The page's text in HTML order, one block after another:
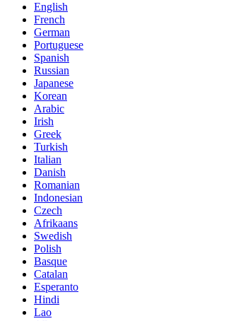
English
French
German
Portuguese
Spanish
Russian
Japanese
Korean
Arabic
Irish
Greek
Turkish
Italian
Danish
Romanian
Indonesian
Czech
Afrikaans
Swedish
Polish
Basque
Catalan
Esperanto
Hindi
Lao